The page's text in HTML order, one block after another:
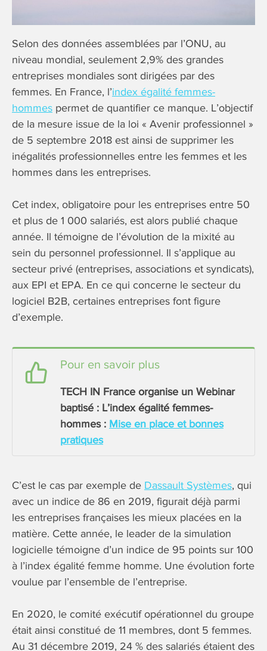
Selon des données assemblées par l’ONU, au
niveau mondial, seulement 2,9% des grandes
entreprises mondiales sont dirigées par des
femmes. En France, l’index égalité femmes-
hommes permet de quantifier ce manque. L’objectif
de la mesure issue de la loi « Avenir professionnel »
de 5 septembre 2018 est ainsi de supprimer les
inégalités professionnelles entre les femmes et les
hommes dans les entreprises.
Cet index, obligatoire pour les entreprises entre 50
et plus de 1 000 salariés, est alors publié chaque
année. Il témoigne de l’évolution de la mixité au
sein du personnel professionnel. Il s’applique au
secteur privé (entreprises, associations et syndicats),
aux EPI et EPA. En ce qui concerne le secteur du
logiciel B2B, certaines entreprises font figure
d’exemple.
Pour en savoir plus
TECH IN France organise un Webinar
baptisé : L’index égalité femmes-
hommes : Mise en place et bonnes
pratiques
C’est le cas par exemple de Dassault Systèmes, qui
avec un indice de 86 en 2019, figurait déjà parmi
les entreprises françaises les mieux placées en la
matière. Cette année, le leader de la simulation
logicielle témoigne d’un indice de 95 points sur 100
à l’index égalité femme homme. Une évolution forte
voulue par l’ensemble de l’entreprise.
En 2020, le comité exécutif opérationnel du groupe
était ainsi constitué de 11 membres, dont 5 femmes.
Au 31 décembre 2019, 24 % des salariés étaient des